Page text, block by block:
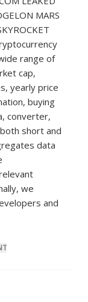
MARS
range of
cap,
yearly price
buying
converter,
short and
data
we
and